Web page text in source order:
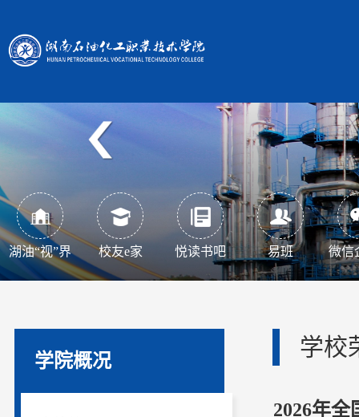
湖油“视”界 校友e家 悦读书吧 易班 微信
学院概况
学校
2026年